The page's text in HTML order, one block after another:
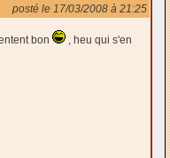
posté le 17/03/2008 à 21:25
bon
, heu qui s'en